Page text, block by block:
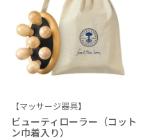
【マッサージ器具】
ビューティローラー（コット
ン巾着入り）